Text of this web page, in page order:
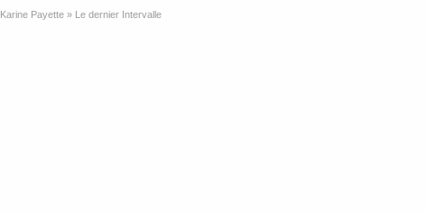
Karine Payette » Le dernier Intervalle